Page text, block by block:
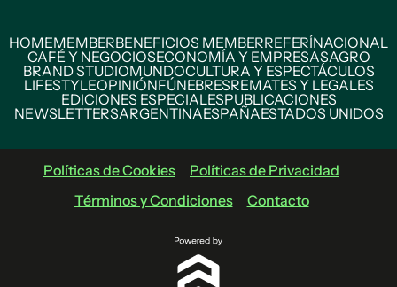
HOMEMEMBERBENEFICIOS MEMBERREFERÍNACIONAL
CAFÉ Y NEGOCIOSECONOMÍA Y EMPRESASAGRO
BRAND STUDIOMUNDOCULTURA Y ESPECTÁCULOS
LIFESTYLEOPINIÓNFÚNEBRESREMATES Y LEGALES
EDICIONES ESPECIALESPUBLICACIONES
NEWSLETTERSARGENTINAESPAÑAESTADOS UNIDOS
Políticas de Cookies
Políticas de Privacidad
Términos y Condiciones
Contacto